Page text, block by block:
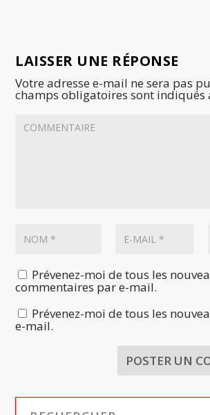
LAISSER UNE RÉPONSE
Votre adresse e-mail ne sera pas
champs obligatoires sont indiqués
Prévenez-moi de tous les
commentaires par e-mail.
Prévenez-moi de tous les
e-mail.